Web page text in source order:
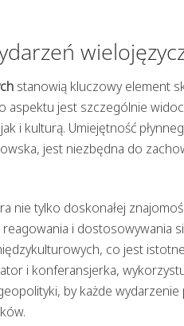
stanowią kluczowy element
aspektu jest szczególnie
i kulturą. Umiejętność
jest niezbędna do
tylko doskonałej
i dostosowywania
co jest
i konferansjerka,
by każde wydarzenie